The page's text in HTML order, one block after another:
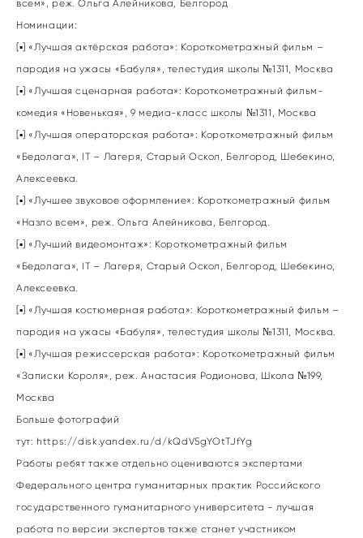
всем», реж. Ольга Алейникова, Белгород
Номинации:
[▪] «Лучшая актёрская работа»: Короткометражный фильм –
пародия на ужасы «Бабуля», телестудия школы №1311, Москва
[▪] «Лучшая сценарная работа»: Короткометражный фильм-
комедия «Новенькая», 9 медиа-класс школы №1311, Москва
[▪] «Лучшая операторская работа»: Короткометражный фильм
«Бедолага», IT – Лагеря, Старый Оскол, Белгород, Шебекино,
Алексеевка.
[▪] «Лучшее звуковое оформление»: Короткометражный фильм
«Назло всем», реж. Ольга Алейникова, Белгород.
[▪] «Лучший видеомонтаж»: Короткометражный фильм
«Бедолага», IT – Лагеря, Старый Оскол, Белгород, Шебекино,
Алексеевка.
[▪] «Лучшая костюмерная работа»: Короткометражный фильм –
пародия на ужасы «Бабуля», телестудия школы №1311, Москва.
[▪] «Лучшая режиссерская работа»: Короткометражный фильм
«Записки Короля», реж. Анастасия Родионова, Школа №199,
Москва
Больше фотографий
тут: https://disk.yandex.ru/d/kQdV5gYOtTJfYg
Работы ребят также отдельно оцениваются экспертами
Федерального центра гуманитарных практик Российского
государственного гуманитарного университета - лучшая
работа по версии экспертов также станет участником